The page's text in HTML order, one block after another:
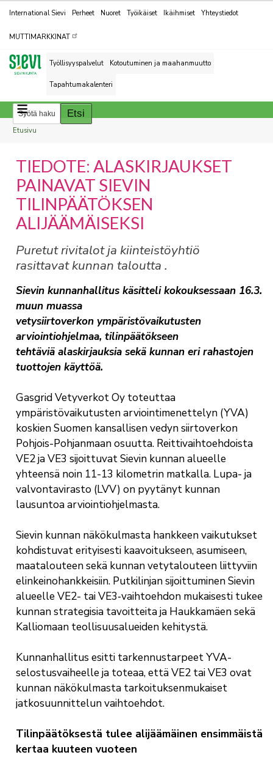
Kohderyhmät
International Sievi Perheet Nuoret Työikäiset Ikäihmiset Yhteystiedot
MUTTIMARKKINAT
Työllisyyspalvelut Kotoutuminen ja maahanmuutto
Tapahtumakalenteri
Breadcrumbs
You
here:
Etusivu
TIEDOTE: ALASKIRJAUKSET
PAINAVAT SIEVIN
TILINPÄÄTÖKSEN
ALIJÄÄMÄISEKSI
Puretut rivitalot ja kiinteistöyhtiö
rasittavat kunnan taloutta .
Sievin kunnanhallitus käsitteli kokouksessaan 16.3.
muun muassa
vetysiirtoverkon ympäristövaikutusten
arviointiohjelmaa, tilinpäätökseen
tehtäviä alaskirjauksia sekä kunnan eri rahastojen
tuottojen käyttöä.
Gasgrid Vetyverkot Oy toteuttaa
ympäristövaikutusten arviointimenettelyn (YVA)
koskien Suomen kansallisen vedyn siirtoverkon
Pohjois-Pohjanmaan osuutta. Reittivaihtoehdoista
VE2 ja VE3 sijoittuvat Sievin kunnan alueelle
yhteensä noin 11-13 kilometrin matkalla. Lupa- ja
valvontavirasto (LVV) on pyytänyt kunnan
lausuntoa arviointiohjelmasta.
Sievin kunnan näkökulmasta hankkeen vaikutukset
kohdistuvat erityisesti kaavoitukseen, asumiseen,
maatalouteen sekä kunnan vetytalouteen liittyviin
elinkeinohankkeisiin. Putkilinjan sijoittuminen Sievin
alueelle VE2- tai VE3‑vaihtoehdon mukaisesti tukee
kunnan strategisia tavoitteita ja Haukkamäen sekä
Kalliomaan teollisuusalueiden kehitystä.
Kunnanhallitus esitti tarkennustarpeet YVA-
selostusvaiheelle ja toteaa, että VE2 tai VE3 ovat
kunnan näkökulmasta tarkoituksenmukaiset
jatkosuunnittelun vaihtoehdot.
Tilinpäätöksestä tulee alijäämäinen ensimmäistä
kertaa kuuteen vuoteen